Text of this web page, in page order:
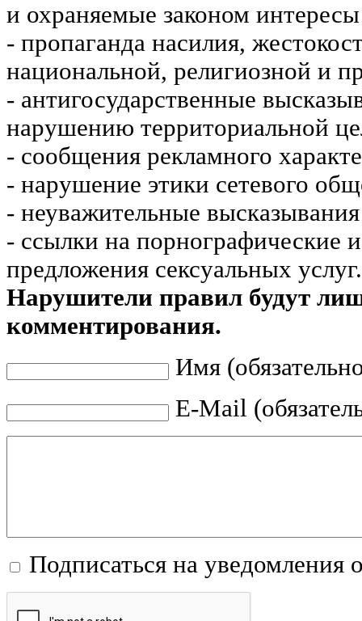
и охраняемые законом
- пропаганда насилия,
национальной, религиозной и
- антигосударственные
нарушению территориальной
- сообщения рекламного
- нарушение этики сетевого
- неуважительные
- ссылки на порнографические
предложения сексуальных услуг.
Нарушители правил будут
комментирования.
Имя
E-Mail
Подписаться на уведомления